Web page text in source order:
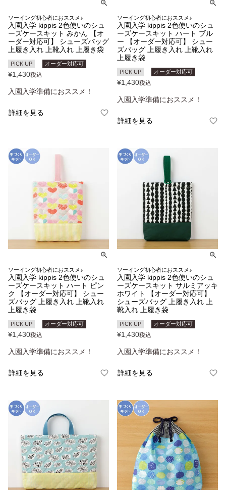
ソーイング初心者におススメ♪
入園入学 kippis 2色使いのシュ
ーズケースキット みかん 【オ
ーダー対応可】 シューズバッグ
上履き入れ 上靴入れ 上履き袋
PICK UP オーダー対応可
¥1,430税込
入園入学準備におススメ！
詳細を見る
ソーイング初心者におススメ♪
入園入学 kippis 2色使いのシュ
ーズケースキット ハート ブル
ー 【オーダー対応可】 シュー
ズバッグ 上履き入れ 上靴入れ
上履き袋
PICK UP オーダー対応可
¥1,430税込
入園入学準備におススメ！
詳細を見る
ソーイング初心者におススメ♪
入園入学 kippis 2色使いのシュ
ーズケースキット ハート ピン
ク 【オーダー対応可】 シュー
ズバッグ 上履き入れ 上靴入れ
上履き袋
PICK UP オーダー対応可
¥1,430税込
入園入学準備におススメ！
詳細を見る
ソーイング初心者におススメ♪
入園入学 kippis 2色使いのシュ
ーズケースキット サルミアッキ
ホワイト 【オーダー対応可】
シューズバッグ 上履き入れ 上
靴入れ 上履き袋
PICK UP オーダー対応可
¥1,430税込
入園入学準備におススメ！
詳細を見る